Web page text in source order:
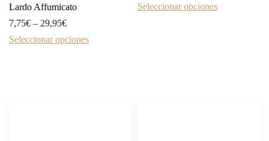
Lardo Affumicato
7,75€ – 29,95€
Seleccionar opciones
Seleccionar opciones